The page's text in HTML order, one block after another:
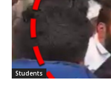
Students